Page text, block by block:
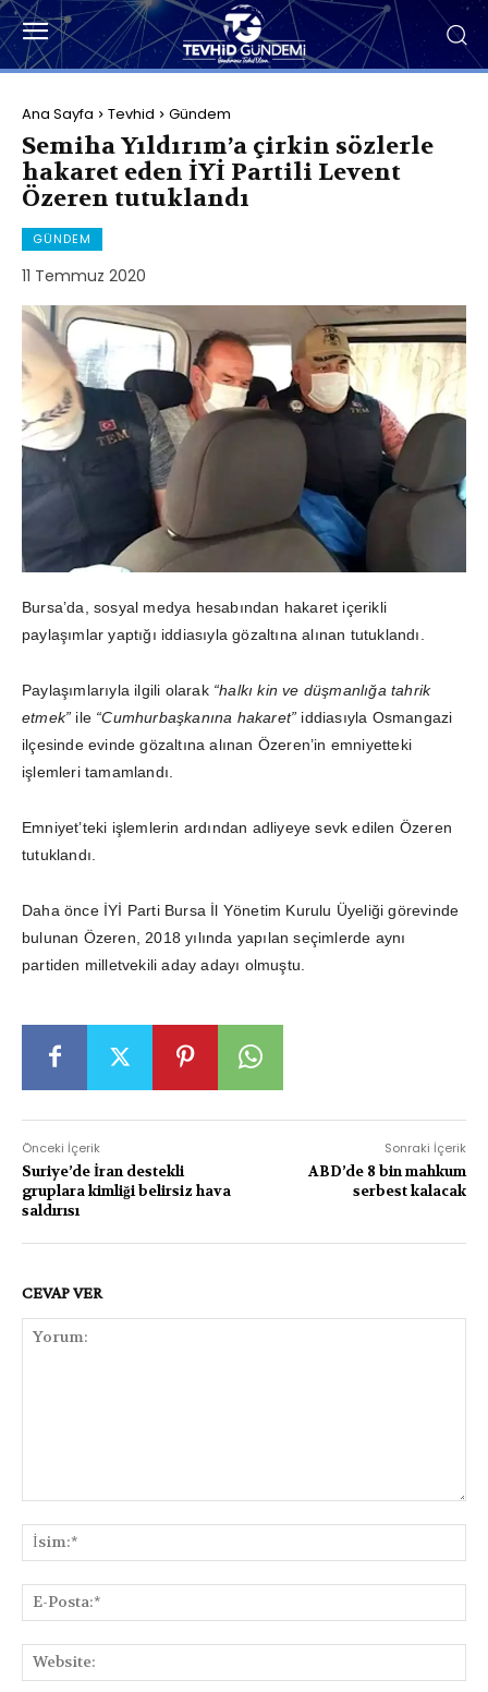
Ana Sayfa Tevhid Gündem
Semiha Yıldırım’a çirkin sözlerle
hakaret eden İYİ Partili Levent
Özeren tutuklandı
GÜNDEM
11 Temmuz 2020
Bursa’da, sosyal medya hesabından hakaret içerikli
paylaşımlar yaptığı iddiasıyla gözaltına alınan tutuklandı.
Paylaşımlarıyla ilgili olarak “halkı kin ve düşmanlığa tahrik
etmek” ile “Cumhurbaşkanına hakaret” iddiasıyla Osmangazi
ilçesinde evinde gözaltına alınan Özeren’in emniyetteki
işlemleri tamamlandı.
Emniyet’teki işlemlerin ardından adliyeye sevk edilen Özeren
tutuklandı.
Daha önce İYİ Parti Bursa İl Yönetim Kurulu Üyeliği görevinde
bulunan Özeren, 2018 yılında yapılan seçimlerde aynı
partiden milletvekili aday adayı olmuştu.
Önceki İçerik
Suriye’de İran destekli
gruplara kimliği belirsiz hava
saldırısı
Sonraki İçerik
ABD’de 8 bin mahkum
serbest kalacak
CEVAP VER